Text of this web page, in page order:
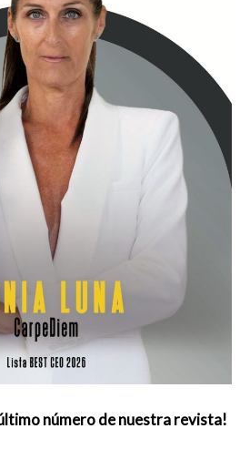
número de nuestra revista!